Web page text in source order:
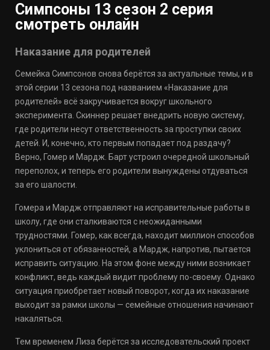
Симпсоны 13 сезон 2 серия
смотреть онлайн
Наказание для родителей
Семейка Симпсонов снова берётся за актуальные темы, и в
этой серии 13 сезона под названием «Наказание для
родителей» всё закручивается вокруг школьного
эксперимента. Скиннер решает внедрить новую систему,
где родители несут ответственность за проступки своих
детей. И, конечно, кто первым попадает под раздачу?
Верно, Гомер и Мардж. Барт устроил очередной школьный
переполох, и теперь его родители вынуждены отдуваться
за его шалости.
Гомера и Мардж отправляют на исправительные работы в
школу, где они сталкиваются с неожиданными
трудностями. Гомер, как всегда, находит миллион способов
уклониться от обязанностей, а Мардж, напротив, пытается
исправить ситуацию. На этом фоне между ними возникает
конфликт, ведь каждый видит проблему по-своему. Однако
ситуация приобретает новый поворот, когда их наказание
выходит за рамки школы — семейные отношения начинают
накаляться.
Тем временем Лиза берётся за исследовательский проект